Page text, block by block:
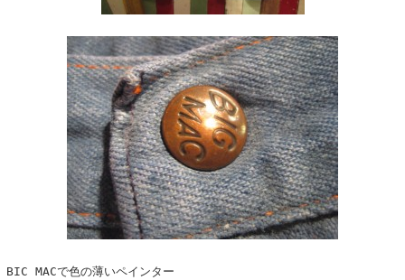
BIC MACで色の薄いペインター